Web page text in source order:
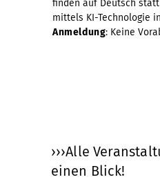
finden auf Deutsch
mittels KI-Technologie
Anmeldung: Keine
›››Alle
einen Blick!